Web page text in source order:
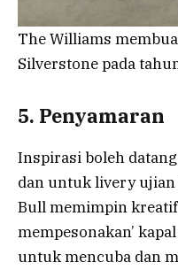
The Williams
Silverstone pada
5. Penyamaran
Inspirasi boleh
dan untuk livery ujian
Bull memimpin kreatif
mempesonakan’
untuk mencuba dan